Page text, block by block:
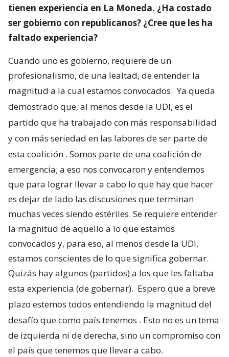
tienen experiencia en La Moneda. ¿Ha costado
ser gobierno con republicanos? ¿Cree que les ha
faltado experiencia?
Cuando uno es gobierno, requiere de un
profesionalismo, de una lealtad, de entender la
magnitud a la cual estamos convocados. Ya queda
demostrado que, al menos desde la UDI, es el
partido que ha trabajado con más responsabilidad
y con más seriedad en las labores de ser parte de
esta coalición . Somos parte de una coalición de
emergencia; a eso nos convocaron y entendemos
que para lograr llevar a cabo lo que hay que hacer
es dejar de lado las discusiones que terminan
muchas veces siendo estériles. Se requiere entender
la magnitud de aquello a lo que estamos
convocados y, para eso, al menos desde la UDI,
estamos conscientes de lo que significa gobernar.
Quizás hay algunos (partidos) a los que les faltaba
esta experiencia (de gobernar). Espero que a breve
plazo estemos todos entendiendo la magnitud del
desafío que como país tenemos . Esto no es un tema
de izquierda ni de derecha, sino un compromiso con
el país que tenemos que llevar a cabo.